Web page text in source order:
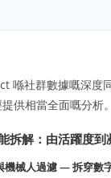
喺社群數據嘅深度
供相當全面嘅分析。
拆解：由活躍度到
機械人過濾 — 拆穿數